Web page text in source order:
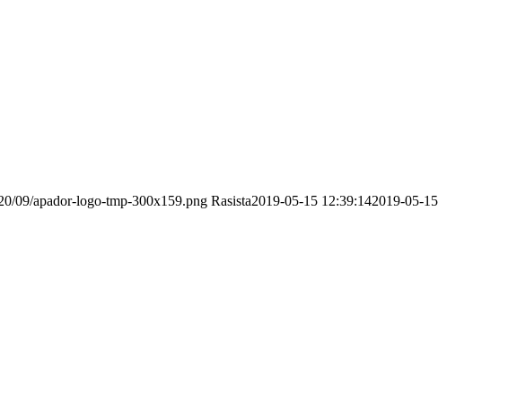
09/apador-logo-tmp-300x159.png Rasista2019-05-15 12:39:142019-05-15